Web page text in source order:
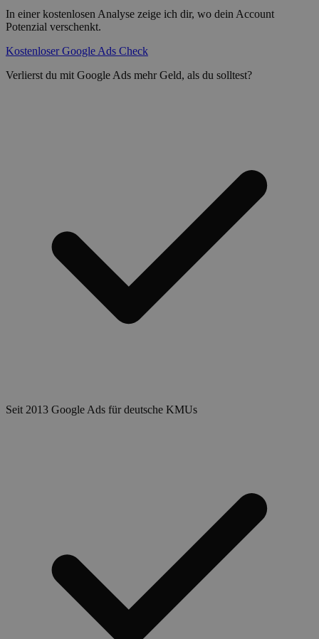
In einer kostenlosen Analyse zeige ich dir, wo dein Account
Potenzial verschenkt.
Kostenloser Google Ads Check
Verlierst du mit Google Ads mehr Geld, als du solltest?
Seit 2013 Google Ads für deutsche KMUs